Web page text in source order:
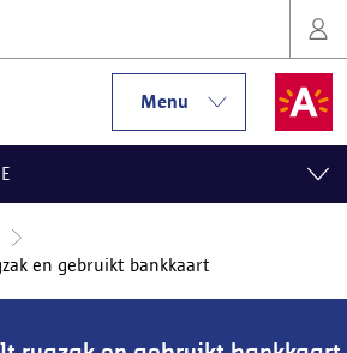
Menu
en gebruikt bankkaart